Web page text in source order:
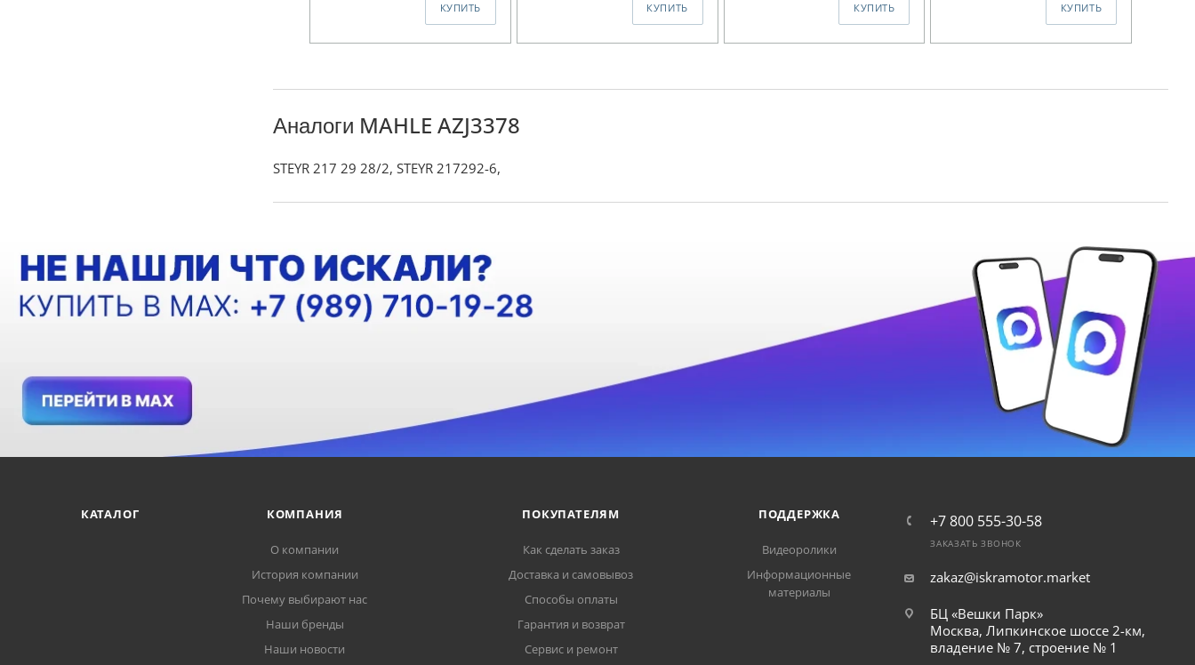
КУПИТЬ КУПИТЬ КУПИТЬ КУПИТЬ
Аналоги MAHLE AZJ3378
STEYR 217 29 28/2, STEYR 217292-6,
КАТАЛОГ КОМПАНИЯ
О компании
История компании
Почему выбирают нас
Наши бренды
Наши новости
ПОКУПАТЕЛЯМ
Как сделать заказ
Доставка и самовывоз
Способы оплаты
Гарантия и возврат
Сервис и ремонт
ПОДДЕРЖКА
Видеоролики
Информационные
материалы
+7 800 555-30-58
ЗАКАЗАТЬ ЗВОНОК
zakaz@iskramotor.market
БЦ «Вешки Парк»
Москва, Липкинское шоссе 2-км,
владение № 7, строение № 1